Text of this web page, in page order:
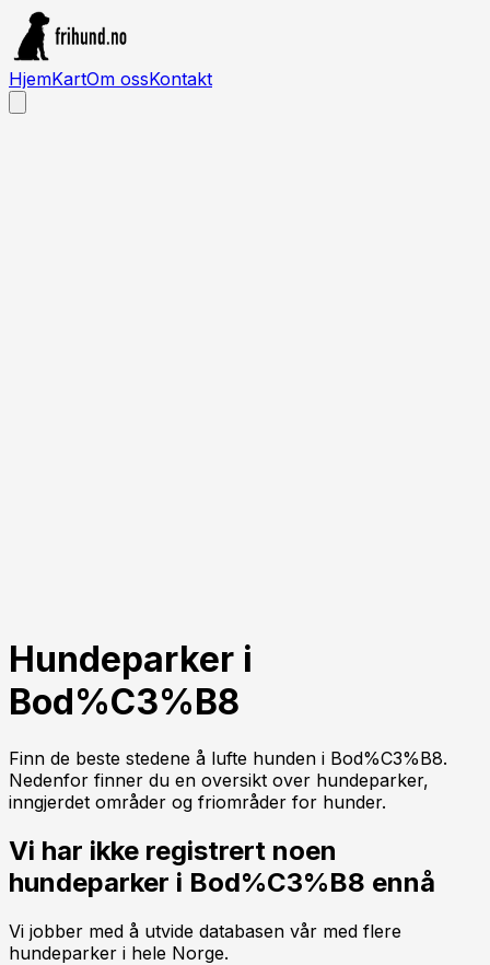
HjemKartOm ossKontakt
Hundeparker i
Bod%C3%B8
Finn de beste stedene å lufte hunden i Bod%C3%B8.
Nedenfor finner du en oversikt over hundeparker,
inngjerdet områder og friområder for hunder.
Vi har ikke registrert noen
hundeparker i Bod%C3%B8 ennå
Vi jobber med å utvide databasen vår med flere
hundeparker i hele Norge.